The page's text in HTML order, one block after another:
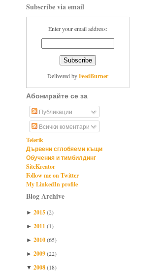
Subscribe via email
Enter your email address:
Delivered byFeedBurner
Абонирайте се за
Публикации
Всички коментари
Telerik
Дървени сглобяеми къщи
Обучения и тимбилдинг
SiteKreator
Follow me on Twitter
My LinkedIn profile
Blog Archive
► 2015(2)
► 2011(1)
► 2010(65)
► 2009(22)
▼ 2008(18)